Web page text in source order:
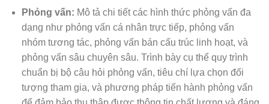
Phỏng vấn: Mô tả chi tiết các hình thức phỏng vấn đa
dạng như phỏng vấn cá nhân trực tiếp, phỏng vấn
nhóm tương tác, phỏng vấn bán cấu trúc linh hoạt, và
phỏng vấn sâu chuyên sâu. Trình bày cụ thể quy trình
chuẩn bị bộ câu hỏi phỏng vấn, tiêu chí lựa chọn đối
tượng tham gia, và phương pháp tiến hành phỏng vấn